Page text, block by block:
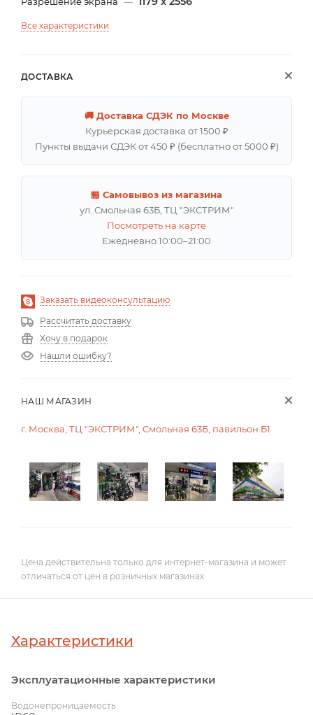
Все характеристики
ДОСТАВКА
🚚 Доставка СДЭК по Москве
Курьерская доставка от 1500 ₽
Пункты выдачи СДЭК от 450 ₽ (бесплатно от 5000 ₽)
🏪 Самовывоз из магазина
ул. Смольная 63Б, ТЦ "ЭКСТРИМ"
Посмотреть на карте
Ежедневно 10:00–21:00
Заказать видеоконсультацию
Рассчитать доставку
Хочу в подарок
Нашли ошибку?
НАШ МАГАЗИН
г. Москва, ТЦ "ЭКСТРИМ", Смольная 63Б, павильон Б1
Цена действительна только для интернет-магазина и может
отличаться от цен в розничных магазинах
Характеристики
Эксплуатационные характеристики
Водонепроницаемость